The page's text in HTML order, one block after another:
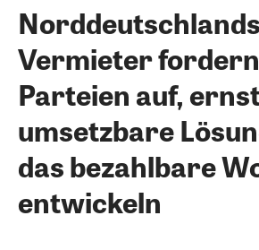
Vermieter
Parteien auf,
umsetzbare
das bezahlbare
entwickeln